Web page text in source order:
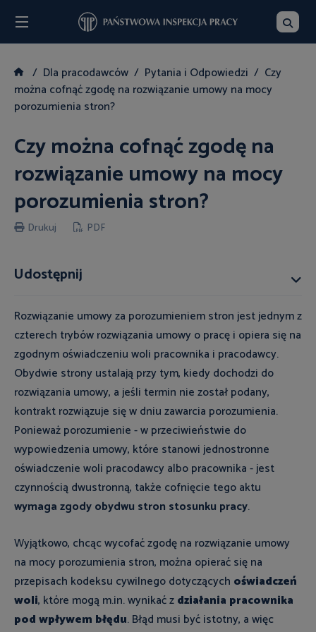
Dla pracodawców Pytania i Odpowiedzi
Czy
można cofnąć zgodę na rozwiązanie umowy na mocy
porozumienia stron?
Czy można cofnąć zgodę na
rozwiązanie umowy na mocy
porozumienia stron?
Drukuj PDF
Rozwiązanie umowy za porozumieniem stron jest jednym z
czterech trybów rozwiązania umowy o pracę i opiera się na
zgodnym oświadczeniu woli pracownika i pracodawcy.
Obydwie strony ustalają przy tym, kiedy dochodzi do
rozwiązania umowy, a jeśli termin nie został podany,
kontrakt rozwiązuje się w dniu zawarcia porozumienia.
Ponieważ porozumienie - w przeciwieństwie do
wypowiedzenia umowy, które stanowi jednostronne
oświadczenie woli pracodawcy albo pracownika - jest
czynnością dwustronną, także cofnięcie tego aktu
wymaga zgody obydwu stron stosunku pracy.
Wyjątkowo, chcąc wycofać zgodę na rozwiązanie umowy
na mocy porozumienia stron, można opierać się na
przepisach kodeksu cywilnego dotyczących oświadczeń
woli, które mogą m.in. wynikać zdziałania pracownika
pod wpływem błędu. Błąd musi być istotny, a więc
Udostępnij
Szukaj